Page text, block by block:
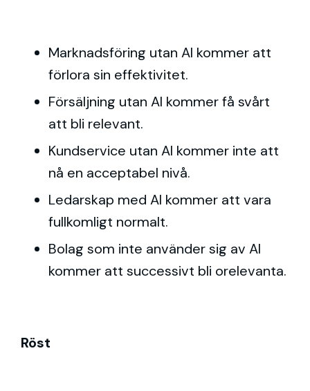
Marknadsföring utan AI kommer att
förlora sin effektivitet.
Försäljning utan AI kommer få svårt
att bli relevant.
Kundservice utan AI kommer inte att
nå en acceptabel nivå.
Ledarskap med AI kommer att vara
fullkomligt normalt.
Bolag som inte använder sig av AI
kommer att successivt bli orelevanta.
Röst